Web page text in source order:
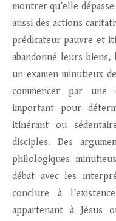
montrer qu’elle
aussi des actions
prédicateur pauvre et
abandonné leurs
un examen minutieux
commencer par
important pour
itinérant ou
disciples. Des
philologiques
débat avec les
conclure à
appartenant à Jésus